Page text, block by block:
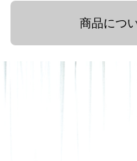
商品につ